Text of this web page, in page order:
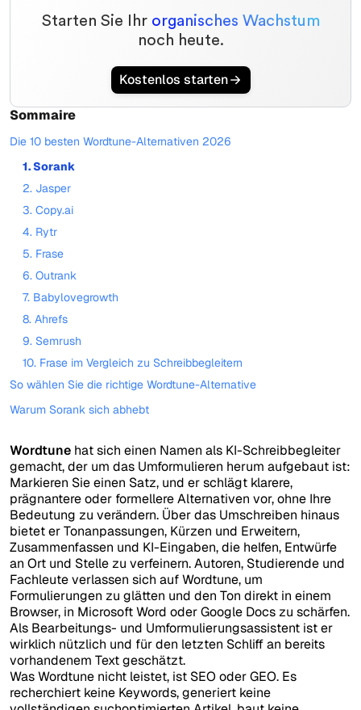
Starten Sie Ihr organisches Wachstum
noch heute.
Kostenlos starten
Sommaire
Die 10 besten Wordtune-Alternativen 2026
1. Sorank
2. Jasper
3. Copy.ai
4. Rytr
5. Frase
6. Outrank
7. Babylovegrowth
8. Ahrefs
9. Semrush
10. Frase im Vergleich zu Schreibbegleitern
So wählen Sie die richtige Wordtune-Alternative
Warum Sorank sich abhebt
Wordtune hat sich einen Namen als KI-Schreibbegleiter
gemacht, der um das Umformulieren herum aufgebaut ist:
Markieren Sie einen Satz, und er schlägt klarere,
prägnantere oder formellere Alternativen vor, ohne Ihre
Bedeutung zu verändern. Über das Umschreiben hinaus
bietet er Tonanpassungen, Kürzen und Erweitern,
Zusammenfassen und KI-Eingaben, die helfen, Entwürfe
an Ort und Stelle zu verfeinern. Autoren, Studierende und
Fachleute verlassen sich auf Wordtune, um
Formulierungen zu glätten und den Ton direkt in einem
Browser, in Microsoft Word oder Google Docs zu schärfen.
Als Bearbeitungs- und Umformulierungsassistent ist er
wirklich nützlich und für den letzten Schliff an bereits
vorhandenem Text geschätzt.
Was Wordtune nicht leistet, ist SEO oder GEO. Es
recherchiert keine Keywords, generiert keine